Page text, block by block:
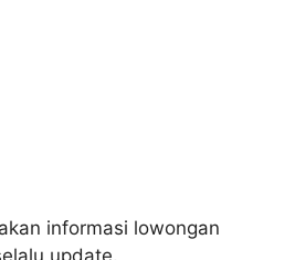
informasi lowongan
update.